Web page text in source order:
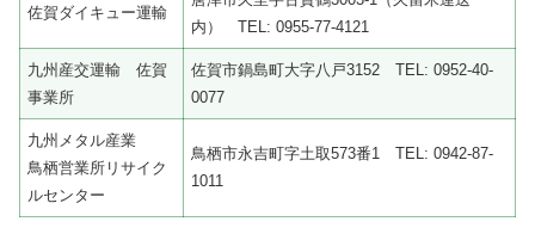
佐賀ダイキュー運輸
内） TEL: 0955-77-4121
九州産交運輸 佐賀
事業所
佐賀市鍋島町大字八戸3152 TEL: 0952-40-
0077
九州メタル産業
鳥栖営業所リサイク
ルセンター
鳥栖市永吉町字土取573番1 TEL: 0942-87-
1011